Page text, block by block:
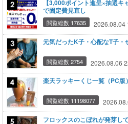
【3,000ポイント進呈×抽選
で固定費見直し
閲覧総数 17635 2026.08.04
元気だったK子・心配なT子・
閲覧総数 2754 2026.08.06
楽天ラッキーくじ一覧（PC版）
閲覧総数 11198077
フロックスのこぼれが発芽して